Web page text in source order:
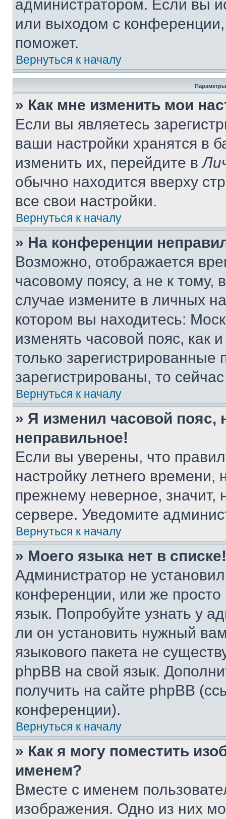
администратором. Если вы
или выходом с
поможет.
Вернуться к началу
Параметры
» Как мне изменить мои
Если вы являетесь
ваши настройки хранятся в
изменить их, перейдите в
обычно находится вверху
все свои настройки.
Вернуться к началу
» На конференции
Возможно, отображается
часовому поясу, а не к тому,
случае измените в личных
котором вы находитесь:
изменять часовой пояс, как
только
зарегистрированы, то
Вернуться к началу
» Я изменил часовой пояс,
неправильное!
Если вы уверены, что
настройку летнего
прежнему неверное, значит,
сервере. Уведомите
Вернуться к началу
» Моего языка нет в списке!
Администратор не
конференции, или же
язык. Попробуйте узнать у
ли он установить нужный
языкового пакета не
phpBB на свой язык.
получить на сайте phpBB
конференции).
Вернуться к началу
» Как я могу поместить
именем?
Вместе с именем
изображения. Одно из них